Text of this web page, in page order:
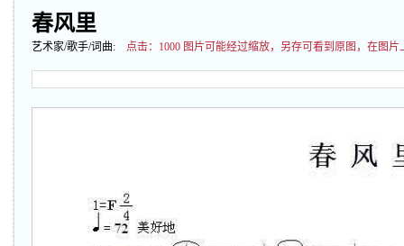
春风里
艺术家/歌手/词曲: 点击： 1000 图片可能经过缩放，另存可看到原图，在图